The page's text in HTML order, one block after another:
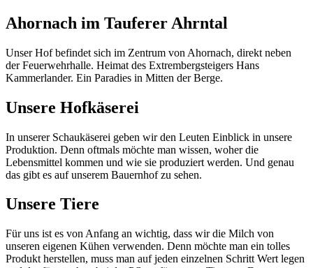
Ahornach im Tauferer Ahrntal
Unser Hof befindet sich im Zentrum von Ahornach, direkt neben
der Feuerwehrhalle. Heimat des Extrembergsteigers Hans
Kammerlander. Ein Paradies in Mitten der Berge.
Unsere Hofkäserei
In unserer Schaukäserei geben wir den Leuten Einblick in unsere
Produktion. Denn oftmals möchte man wissen, woher die
Lebensmittel kommen und wie sie produziert werden. Und genau
das gibt es auf unserem Bauernhof zu sehen.
Unsere Tiere
Für uns ist es von Anfang an wichtig, dass wir die Milch von
unseren eigenen Kühen verwenden. Denn möchte man ein tolles
Produkt herstellen, muss man auf jeden einzelnen Schritt Wert legen